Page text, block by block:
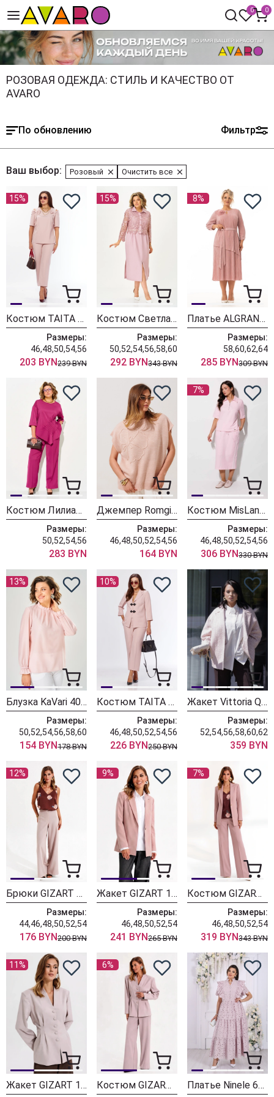
0 0
РОЗОВАЯ ОДЕЖДА: СТИЛЬ И КАЧЕСТВО ОТ
AVARO
По обновлению Фильтр
Ваш выбор: Розовый Очистить все
15%
Костюм TAITA PLUS 2622/2 пудра
Размеры:
46,48,50,54,56
203 BYN239 BYN
15%
Костюм Светлана-Стиль 2380 розовый
Размеры:
50,52,54,56,58,60
292 BYN343 BYN
8%
Платье ALGRANDA (Новелла Шарм) 4110-3
Размеры:
58,60,62,64
285 BYN309 BYN
Костюм Лилиана 1556 бургунди
Размеры:
50,52,54,56
283 BYN
Джемпер Romgil РВ0466-ШЕ5 светлый опаловый
Размеры:
46,48,50,52,54,56
164 BYN
7%
Костюм MisLana 1316 розовый
Размеры:
46,48,50,52,54,56
306 BYN330 BYN
13%
Блузка KaVari 4035 розовый
Размеры:
50,52,54,56,58,60
154 BYN178 BYN
10%
Костюм TAITA PLUS 2628/1 пудра
Размеры:
46,48,50,52,54,56
226 BYN250 BYN
Жакет Vittoria Queen 31083 розовый
Размеры:
52,54,56,58,60,62
359 BYN
12%
Брюки GIZART 35204 пудра
Размеры:
44,46,48,50,52,54
176 BYN200 BYN
9%
Жакет GIZART 15152 пудровый
Размеры:
46,48,50,52,54
241 BYN265 BYN
7%
Костюм GIZART 5271 пудровый
Размеры:
46,48,50,52,54
319 BYN343 BYN
11%
Жакет GIZART 15455 пудровый
6%
Костюм GIZART 5455 пудровый Платье Ninele 6131 пудра